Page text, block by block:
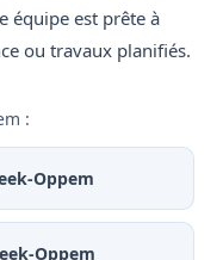
équipe est prête à
ou travaux planifiés.
:
Oppem
Oppem